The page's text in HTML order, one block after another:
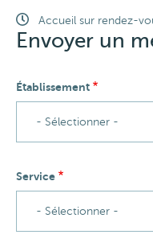
Horaires
Accueil sur rendez-
Envoyer un
Établissement
Service